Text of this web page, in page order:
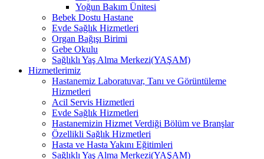
Yoğun Bakım Ünitesi
Bebek Dostu Hastane
Evde Sağlık Hizmetleri
Organ Bağışı Birimi
Gebe Okulu
Sağlıklı Yaş Alma Merkezi(YAŞAM)
Hizmetlerimiz
Hastanemiz Laboratuvar, Tanı ve Görüntüleme
Hizmetleri
Acil Servis Hizmetleri
Evde Sağlık Hizmetleri
Hastanemizin Hizmet Verdiği Bölüm ve Branşlar
Özellikli Sağlık Hizmetleri
Hasta ve Hasta Yakını Eğitimleri
Sağlıklı Yaş Alma Merkezi(YAŞAM)